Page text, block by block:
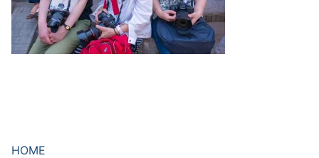
HOME